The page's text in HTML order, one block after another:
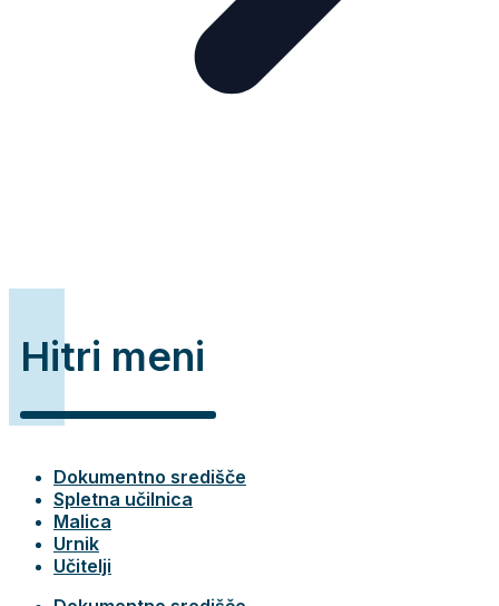
Hitri meni
Dokumentno središče
Spletna učilnica
Malica
Urnik
Učitelji